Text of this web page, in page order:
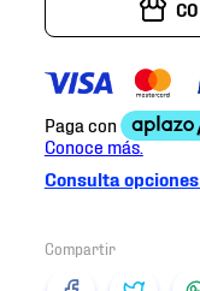
Consulta